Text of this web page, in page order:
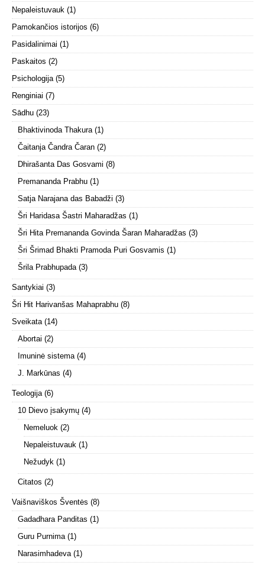
Nepaleistuvauk (1)
Pamokančios istorijos (6)
Pasidalinimai (1)
Paskaitos (2)
Psichologija (5)
Renginiai (7)
Sādhu (23)
Bhaktivinoda Thakura (1)
Čaitanja Čandra Čaran (2)
Dhirašanta Das Gosvami (8)
Premananda Prabhu (1)
Satja Narajana das Babadži (3)
Šri Haridasa Šastri Maharadžas (1)
Šri Hita Premananda Govinda Šaran Maharadžas (3)
Šri Šrimad Bhakti Pramoda Puri Gosvamis (1)
Šrila Prabhupada (3)
Santykiai (3)
Šri Hit Harivanšas Mahaprabhu (8)
Sveikata (14)
Abortai (2)
Imuninė sistema (4)
J. Markūnas (4)
Teologija (6)
10 Dievo įsakymų (4)
Nemeluok (2)
Nepaleistuvauk (1)
Nežudyk (1)
Citatos (2)
Vaišnaviškos Šventės (8)
Gadadhara Panditas (1)
Guru Purnima (1)
Narasimhadeva (1)